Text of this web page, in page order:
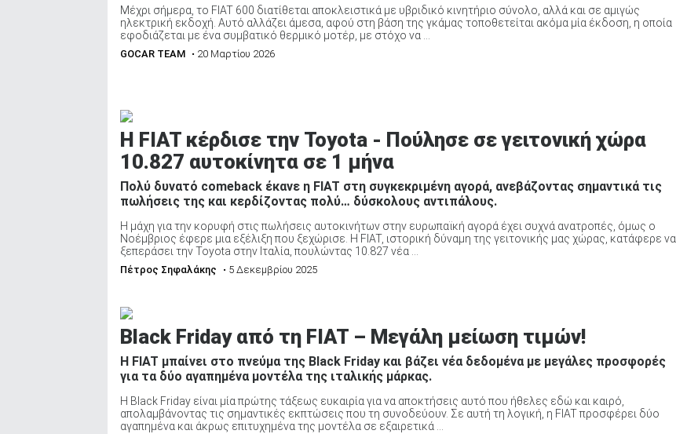
Μέχρι σήμερα, το FIAT 600 διατίθεται αποκλειστικά με υβριδικό κινητήριο σύνολο, αλλά και σε αμιγώς
ηλεκτρική εκδοχή. Αυτό αλλάζει άμεσα, αφού στη βάση της γκάμας τοποθετείται ακόμα μία έκδοση, η οποία
εφοδιάζεται με ένα συμβατικό θερμικό μοτέρ, με στόχο να ...
GOCAR TEAM • 20 Μαρτίου 2026
Η FIAT κέρδισε την Toyota - Πούλησε σε γειτονική χώρα
10.827 αυτοκίνητα σε 1 μήνα
Πολύ δυνατό comeback έκανε η FIAT στη συγκεκριμένη αγορά, ανεβάζοντας σημαντικά τις
πωλήσεις της και κερδίζοντας πολύ… δύσκολους αντιπάλους.
Η μάχη για την κορυφή στις πωλήσεις αυτοκινήτων στην ευρωπαϊκή αγορά έχει συχνά ανατροπές, όμως ο
Νοέμβριος έφερε μια εξέλιξη που ξεχώρισε. Η FIAT, ιστορική δύναμη της γειτονικής μας χώρας, κατάφερε να
ξεπεράσει την Toyota στην Ιταλία, πουλώντας 10.827 νέα ...
Πέτρος Σηφαλάκης • 5 Δεκεμβρίου 2025
Black Friday από τη FIAT – Μεγάλη μείωση τιμών!
Η FIAT μπαίνει στο πνεύμα της Black Friday και βάζει νέα δεδομένα με μεγάλες προσφορές
για τα δύο αγαπημένα μοντέλα της ιταλικής μάρκας.
Η Black Friday είναι μία πρώτης τάξεως ευκαιρία για να αποκτήσεις αυτό που ήθελες εδώ και καιρό,
απολαμβάνοντας τις σημαντικές εκπτώσεις που τη συνοδεύουν. Σε αυτή τη λογική, η FIAT προσφέρει δύο
αγαπημένα και άκρως επιτυχημένα της μοντέλα σε εξαιρετικά ...